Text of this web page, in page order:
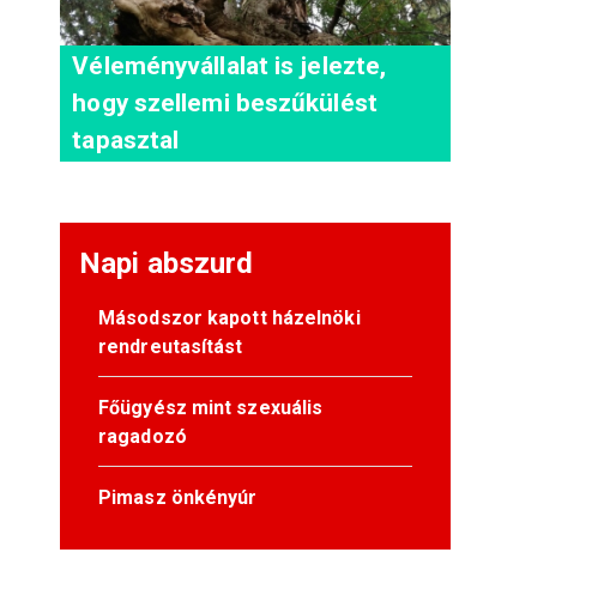
Véleményvállalat is jelezte,
hogy szellemi beszűkülést
tapasztal
Napi abszurd
Másodszor kapott házelnöki
rendreutasítást
Főügyész mint szexuális
ragadozó
Pimasz önkényúr